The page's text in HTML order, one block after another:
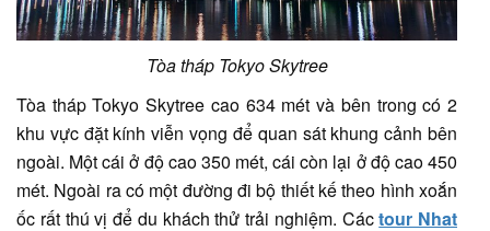
Tòa tháp Tokyo Skytree
Tòa tháp Tokyo Skytree cao 634 mét và bên trong có 2
khu vực đặt kính viễn vọng để quan sát khung cảnh bên
ngoài. Một cái ở độ cao 350 mét, cái còn lại ở độ cao 450
mét. Ngoài ra có một đường đi bộ thiết kế theo hình xoắn
ốc rất thú vị để du khách thử trải nghiệm. Cáctour Nhat